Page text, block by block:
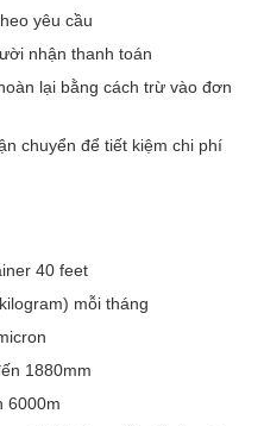
yêu cầu
nhận thanh toán
lại bằng cách trừ vào đơn
chuyển để tiết kiệm chi phí
40 feet
mỗi tháng
1880mm
6000m